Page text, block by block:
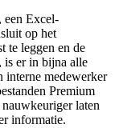
een Excel-
op het
te leggen en de
is er in bijna alle
interne medewerker
Premium
laten
informatie.